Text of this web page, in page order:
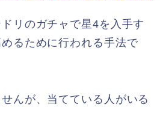
リのガチャで星4を入手す
るために行われる手法で
んが、当てている人がいる